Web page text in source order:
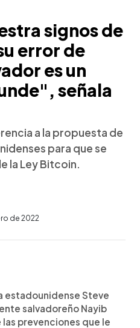
signos de
error de
es un
señala
a la propuesta de
para que se
la Ley Bitcoin.
de 2022
estadounidense Steve
salvadoreño Nayib
prevenciones que le